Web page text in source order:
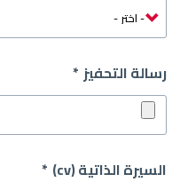
رسالة التحفيز
السيرة الذاتية (cv)